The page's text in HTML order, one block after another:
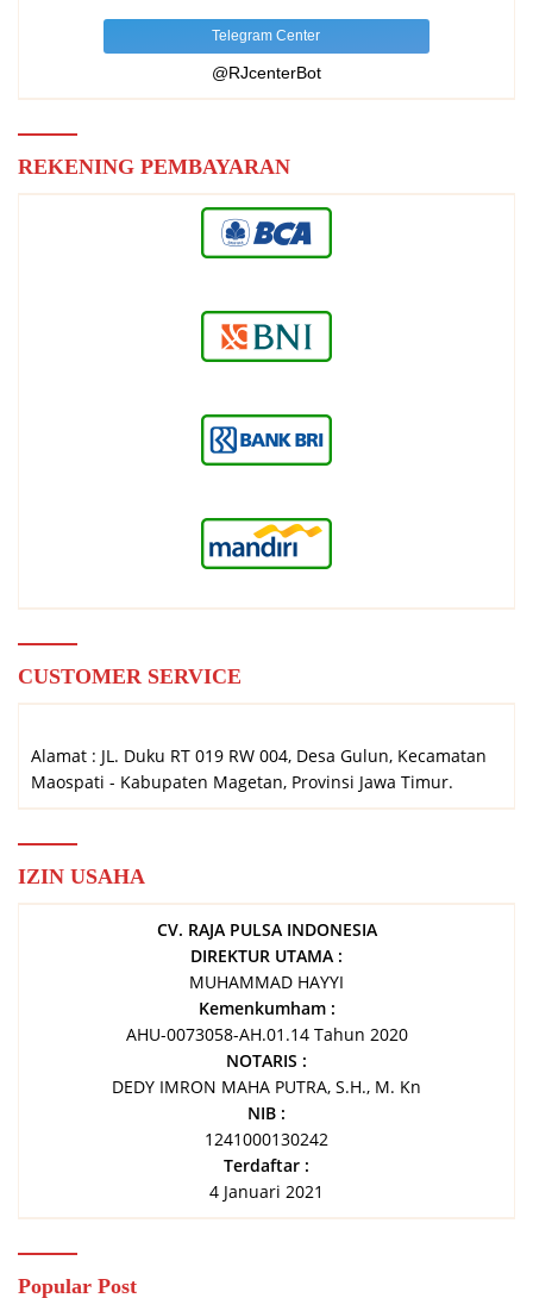
Telegram Center
@RJcenterBot
REKENING PEMBAYARAN
CUSTOMER SERVICE
Alamat : JL. Duku RT 019 RW 004, Desa Gulun, Kecamatan
Maospati - Kabupaten Magetan, Provinsi Jawa Timur.
IZIN USAHA
CV. RAJA PULSA INDONESIA
DIREKTUR UTAMA :
MUHAMMAD HAYYI
Kemenkumham :
AHU-0073058-AH.01.14 Tahun 2020
NOTARIS :
DEDY IMRON MAHA PUTRA, S.H., M. Kn
NIB :
1241000130242
Terdaftar :
4 Januari 2021
Popular Post